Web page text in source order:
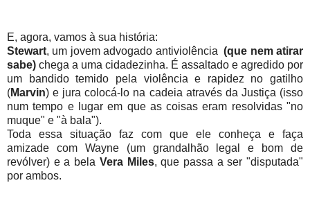
E, agora, vamos à sua história:
Stewart, um jovem advogado antiviolência(que nem atirar
sabe) chega a uma cidadezinha. É assaltado e agredido por
um bandido temido pela violência e rapidez no gatilho
(Marvin) e jura colocá-lo na cadeia através da Justiça (isso
num tempo e lugar em que as coisas eram resolvidas "no
muque" e "à bala").
Toda essa situação faz com que ele conheça e faça
amizade com Wayne (um grandalhão legal e bom de
revólver) e a bela Vera Miles, que passa a ser "disputada"
por ambos.